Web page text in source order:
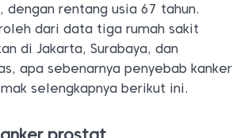
dengan rentang usia 67 tahun.
dari data tiga rumah sakit
di Jakarta, Surabaya, dan
apa sebenarnya penyebab kanker
selengkapnya berikut ini.